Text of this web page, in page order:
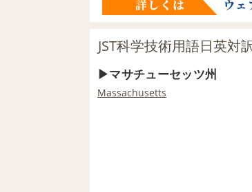
JST科学技術用語日英対
マサチューセッツ州
Massachusetts